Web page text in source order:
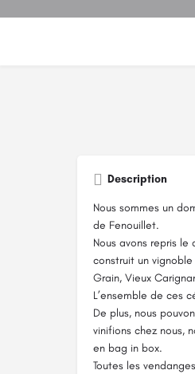
Description
Nous sommes un
de Fenouillet.
Nous avons repris
construit un
Grain, Vieux
L’ensemble de ces
De plus, nous
vinifions chez nous,
en bag in box.
Toutes les